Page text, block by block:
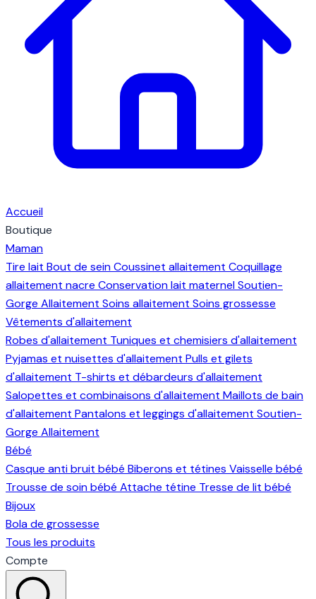
Accueil
Boutique
Maman
Tire lait Bout de seinCoussinet allaitement Coquillage
allaitement nacre Conservation lait maternelSoutien-
Gorge Allaitement Soins allaitement Soins grossesse
Vêtements d'allaitement
Robes d'allaitement Tuniques et chemisiers d'allaitement
Pyjamas et nuisettes d'allaitement Pulls et gilets
d'allaitement T-shirts et débardeurs d'allaitement
Salopettes et combinaisons d'allaitement Maillots de bain
d'allaitement Pantalons et leggings d'allaitement Soutien-
Gorge Allaitement
Bébé
Casque anti bruit bébé Biberons et tétines Vaisselle bébé
Trousse de soin bébé Attache tétine Tresse de lit bébé
Bijoux
Bola de grossesse
Tous les produits
Compte